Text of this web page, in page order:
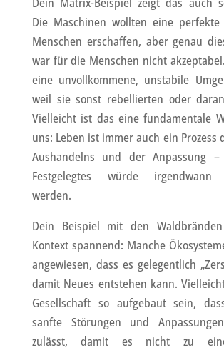
Die Maschinen wollten eine
Menschen erschaffen, aber genau
war für die Menschen nicht
eine unvollkommene, unstabile
weil sie sonst rebellierten oder
Vielleicht ist das eine fundamentale
uns: Leben ist immer auch ein Prozess
Aushandelns und der Anpassung
Festgelegtes würde irgendwann
werden.
Dein Beispiel mit den
Kontext spannend: Manche
angewiesen, dass es gelegentlich
damit Neues entstehen kann.
Gesellschaft so aufgebaut sein,
sanfte Störungen und
zulässt, damit es nicht zu